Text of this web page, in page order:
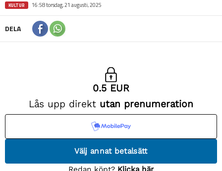
KULTUR 16:58 torsdag, 21 augusti, 2025
DELA